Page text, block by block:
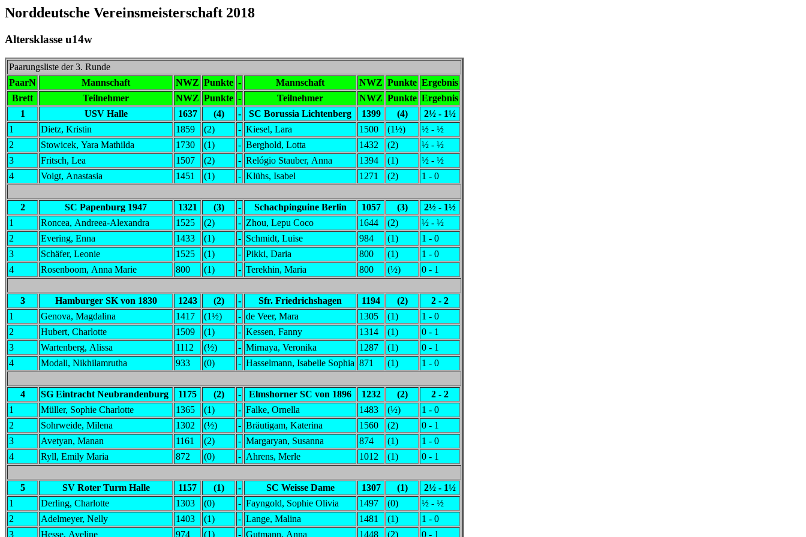
Norddeutsche Vereinsmeisterschaft 2018
Altersklasse u14w
Paarungsliste der 3. Runde
PaarN
Mannschaft NWZ Punkte - Mannschaft NWZ Punkte Ergebnis
Brett
Teilnehmer NWZ Punkte - Teilnehmer NWZ Punkte Ergebnis
1
USV Halle 1637 (4) - SC Borussia Lichtenberg 1399 (4)
2½ - 1½
1
Dietz, Kristin 1859 (2) - Kiesel, Lara 1500 (1½)
½ - ½
2
Stowicek, Yara Mathilda 1730 (1) - Berghold, Lotta 1432 (2)
½ - ½
3
Fritsch, Lea 1507 (2) - Relógio Stauber, Anna 1394 (1)
½ - ½
4
Voigt, Anastasia 1451 (1) - Klühs, Isabel 1271 (2) 1 - 0
2 SC Papenburg 1947 1321 (3) - Schachpinguine Berlin 1057 (3)
2½ - 1½
1
Roncea, Andreea-Alexandra 1525 (2) - Zhou, Lepu Coco 1644 (2)
½ - ½
2
Evering, Enna 1433 (1) - Schmidt, Luise 984 (1)
1 - 0
3
Schäfer, Leonie 1525 (1) - Pikki, Daria 800 (1)
1 - 0
4
Rosenboom, Anna Marie 800 (1) - Terekhin, Maria 800 (½) 0 - 1
3 Hamburger SK von 1830 1243 (2) - Sfr. Friedrichshagen 1194 (2)
2 - 2
1
Genova, Magdalina 1417 (1½) - de Veer, Mara 1305 (1)
1 - 0
2
Hubert, Charlotte 1509 (1) - Kessen, Fanny 1314 (1)
0 - 1
3
Wartenberg, Alissa 1112 (½) - Mirnaya, Veronika 1287 (1)
0 - 1
4
Modali, Nikhilamrutha 933 (0) - Hasselmann, Isabelle Sophia 871 (1) 1 - 0
4 SG Eintracht Neubrandenburg 1175 (2) - Elmshorner SC von 1896 1232 (2)
2 - 2
1
Müller, Sophie Charlotte 1365 (1) - Falke, Ornella 1483 (½)
1 - 0
2
Sohrweide, Milena 1302 (½) - Bräutigam, Katerina 1560 (2)
0 - 1
3
Avetyan, Manan 1161 (2) - Margaryan, Susanna 874 (1)
1 - 0
4
Ryll, Emily Maria 872 (0) - Ahrens, Merle 1012 (1) 0 - 1
5 SV Roter Turm Halle 1157 (1) - SC Weisse Dame 1307 (1)
2½ - 1½
1
Derling, Charlotte 1303 (0) - Fayngold, Sophie Olivia 1497 (0)
½ - ½
2
Adelmeyer, Nelly 1403 (1) - Lange, Malina 1481 (1)
1 - 0
3
Hesse, Aveline 974 (1) - Gutmann, Anna 1448 (2) 0 - 1